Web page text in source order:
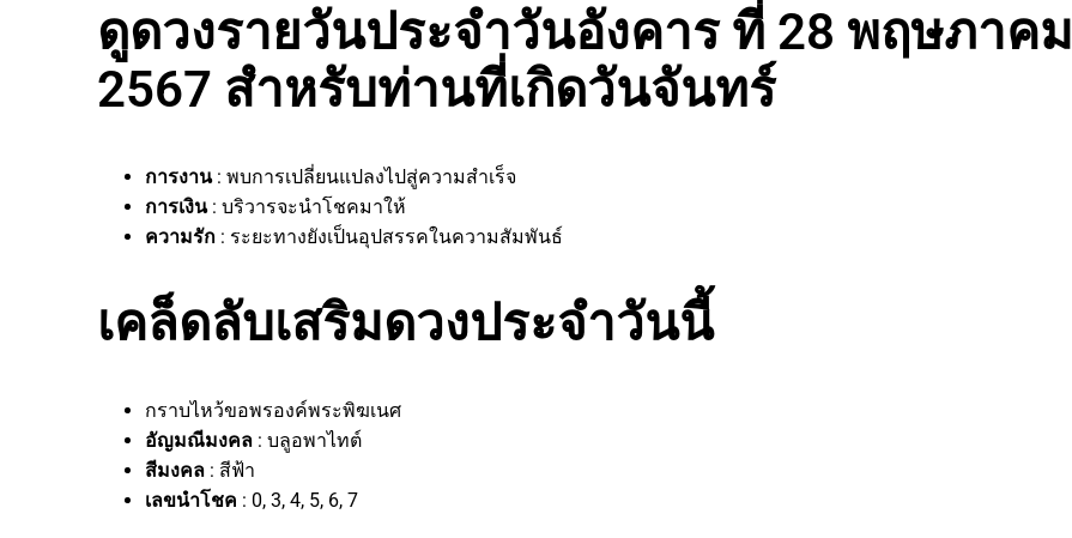
ดูดวงรายวันประจำวันอังคาร ที่ 28 พฤษภาคม
2567 สำหรับท่านที่เกิดวันจันทร์
การงาน: พบการเปลี่ยนแปลงไปสู่ความสำเร็จ
การเงิน: บริวารจะนำโชคมาให้
ความรัก : ระยะทางยังเป็นอุปสรรคในความสัมพันธ์
เคล็ดลับเสริมดวงประจำวันนี้
กราบไหว้ขอพรองค์พระพิฆเนศ
อัญมณีมงคล : บลูอพาไทต์
สีมงคล : สีฟ้า
เลขนำโชค : 0, 3, 4, 5, 6, 7